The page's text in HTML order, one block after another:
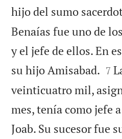
hijo del sumo
Benaías fue uno de
y el jefe de ellos. En
su hijo Amisabad. 

7
veinticuatro mil,
mes, tenía como jefe
Joab. Su sucesor fue